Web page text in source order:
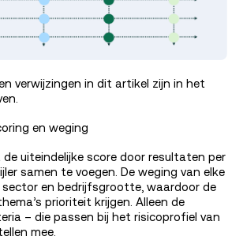
verwijzingen in dit artikel zijn in het
en weging
uiteindelijke score door resultaten per
samen te voegen. De weging van elke
sector en bedrijfsgrootte, waardoor de
prioriteit krijgen. Alleen de
– die passen bij het risicoprofiel van
mee.